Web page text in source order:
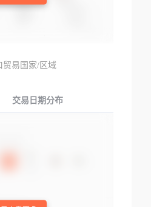
易国家/区域
交易日期分布